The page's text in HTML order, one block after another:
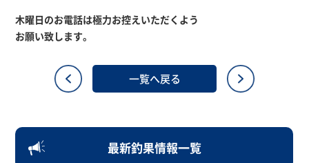
木曜日のお電話は極力お控えいただくよう
お願い致します。
一覧へ戻る
最新釣果情報一覧